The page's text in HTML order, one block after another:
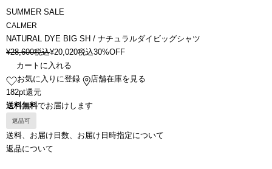
SUMMER SALE
CALMER
NATURAL DYE BIG SH / ナチュラルダイビッグシャツ
¥28,600税込¥20,020税込30%OFF
カートに入れる
お気に入りに登録
店舗在庫を見る
182pt還元
送料無料でお届けします
返品可
送料、お届け日数、お届け日時指定について
返品について